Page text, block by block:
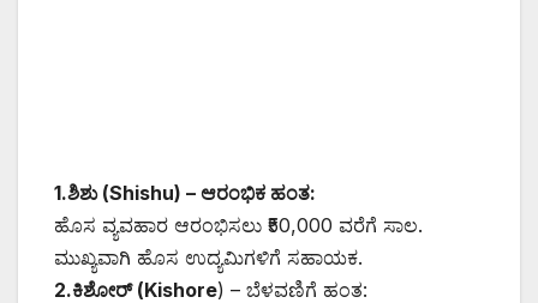
1.ಶಿಶು (Shishu) – ಆರಂಭಿಕ ಹಂತ:
ಹೊಸ ವ್ಯವಹಾರ ಆರಂಭಿಸಲು ₹50,000 ವರೆಗೆ ಸಾಲ.
ಮುಖ್ಯವಾಗಿ ಹೊಸ ಉದ್ಯಮಿಗಳಿಗೆ ಸಹಾಯಕ.
2.ಕಿಶೋರ್ (Kishore) – ಬೆಳವಣಿಗೆ ಹಂತ: